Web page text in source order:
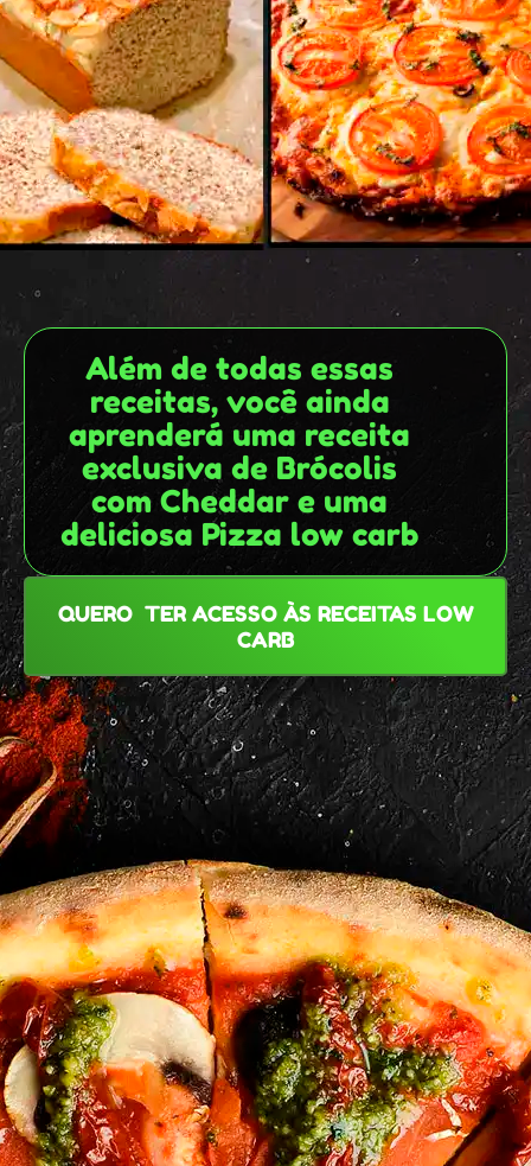
Além de todas essas
receitas, você ainda
aprenderá uma receita
exclusiva de Brócolis
com Cheddar e uma
deliciosa Pizza low carb
QUERO TER ACESSO ÀS RECEITAS LOW
CARB